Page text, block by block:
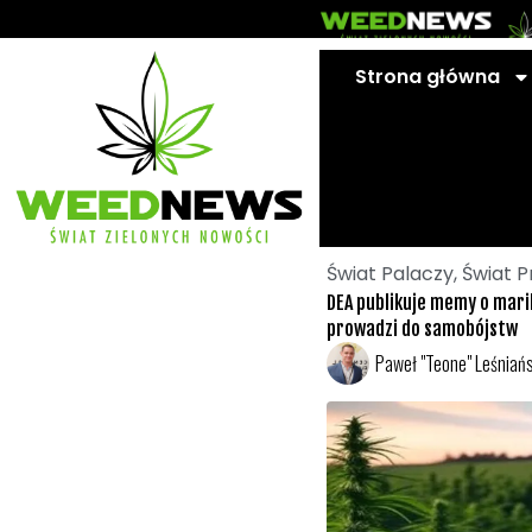
do
Strona główna
Świat Palaczy, Świat
DEA publikuje memy o
prowadzi do samobójstw
Paweł "Teone"